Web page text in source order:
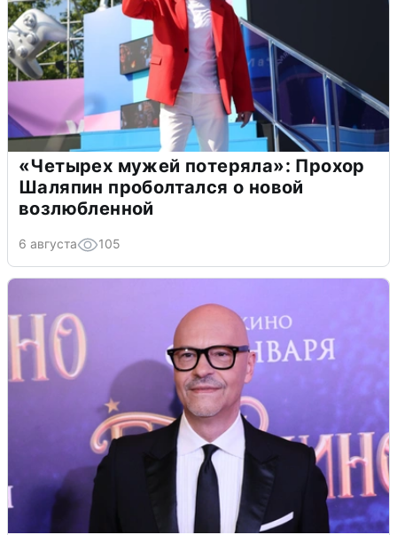
«Четырех мужей потеряла»: Прохор
Шаляпин проболтался о новой
возлюбленной
6 августа 105